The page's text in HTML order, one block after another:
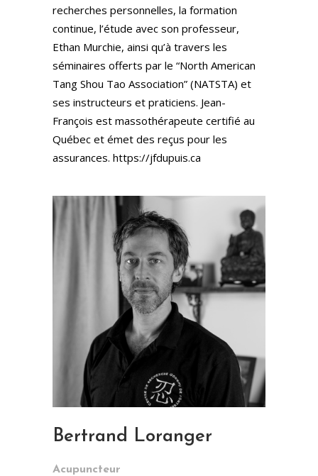
recherches personnelles, la formation
continue, l’étude avec son professeur,
Ethan Murchie, ainsi qu’à travers les
séminaires offerts par le “North American
Tang Shou Tao Association” (NATSTA) et
ses instructeurs et praticiens. Jean-
François est massothérapeute certifié au
Québec et émet des reçus pour les
assurances. https://jfdupuis.ca
Bertrand Loranger
Acupuncteur